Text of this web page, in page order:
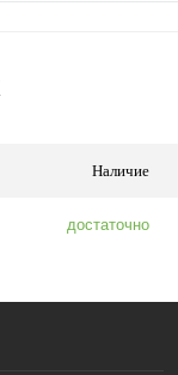
Наличие
достаточно